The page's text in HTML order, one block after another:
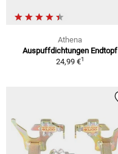
Athena
Auspuffdichtungen Endtopf
24,99 €1